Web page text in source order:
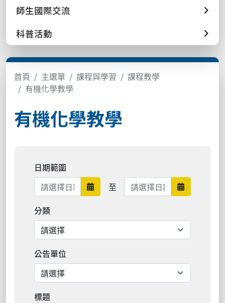
師生國際交流
科普活動
首頁 主選單 課程與學習
課程教學
有機化學教學
有機化學教學
日期範圍
日期範圍開始
至 日期範圍結束 日期範圍
分類
公告單位
標題